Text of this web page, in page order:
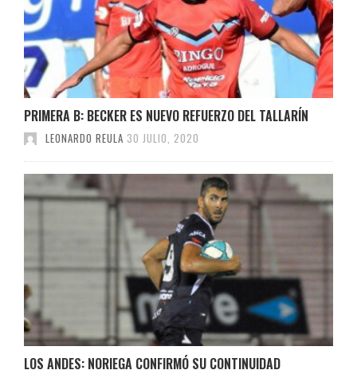
PRIMERA B: BECKER ES NUEVO REFUERZO DEL TALLARÍN
LEONARDO REULA 30 JULIO, 2020
LOS ANDES: NORIEGA CONFIRMÓ SU CONTINUIDAD